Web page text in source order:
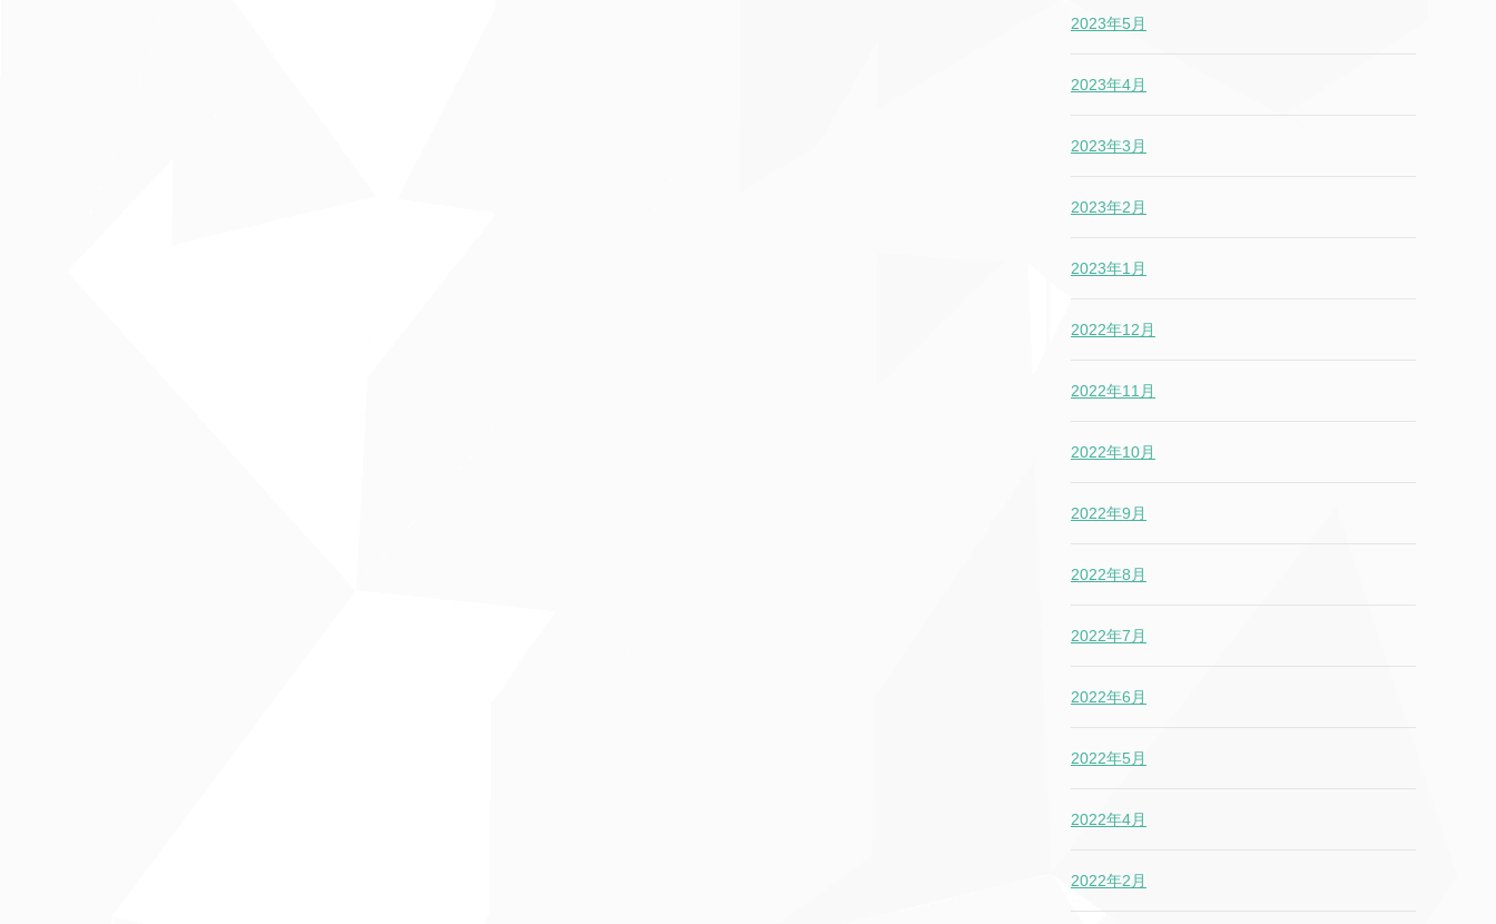
2023年5月
2023年4月
2023年3月
2023年2月
2023年1月
2022年12月
2022年11月
2022年10月
2022年9月
2022年8月
2022年7月
2022年6月
2022年5月
2022年4月
2022年2月